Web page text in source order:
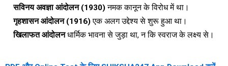
सविनय अवज्ञा आंदोलन (1930)नमक कानून के विरोध में था।
गृहशासन आंदोलन (1916)एक अलग उद्देश्य से शुरू हुआ था।
खिलाफत आंदोलनधार्मिक भावना से जुड़ा था, न कि स्वराज के लक्ष्य से।